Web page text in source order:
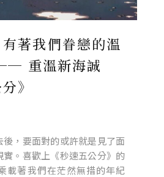
著我們眷戀的溫
重溫新海誠
》
，要面對的或許就是見了面
。喜歡上《秒速五公分》的
載著我們在茫然無措的年紀